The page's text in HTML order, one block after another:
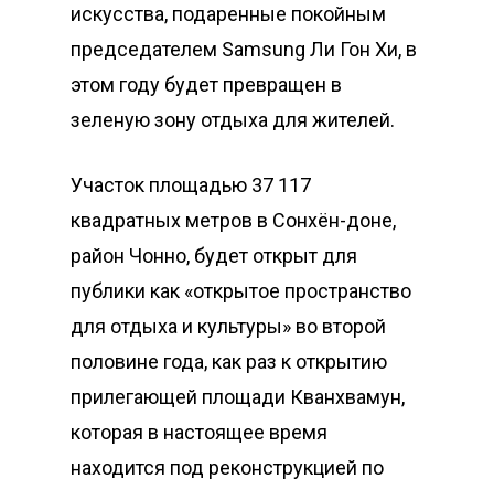
искусства, подаренные покойным
председателем Samsung Ли Гон Хи, в ​​
этом году будет превращен в
зеленую зону отдыха для жителей.
Участок площадью 37 117
квадратных метров в Сонхён-доне,
район Чонно, будет открыт для
публики как «открытое пространство
для отдыха и культуры» во второй
половине года, как раз к открытию
прилегающей площади Кванхвамун,
которая в настоящее время
находится под реконструкцией по